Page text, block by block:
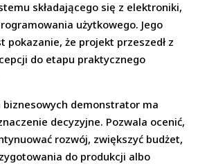
składającego się z elektroniki,
użytkowego. Jego
pokazanie, że projekt przeszedł z
do etapu praktycznego
biznesowych demonstrator ma
decyzyjne. Pozwala ocenić,
rozwój, zwiększyć budżet,
do produkcji albo